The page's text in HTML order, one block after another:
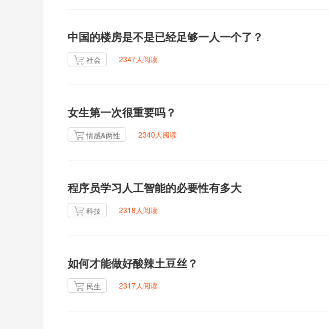
中国的楼房是不是已经足够一人一个了？
社会 2347人阅读
女生第一次很重要吗？
情感&两性 2340人阅读
程序员学习人工智能的必要性有多大
科技 2318人阅读
如何才能做好酸辣土豆丝？
民生 2317人阅读